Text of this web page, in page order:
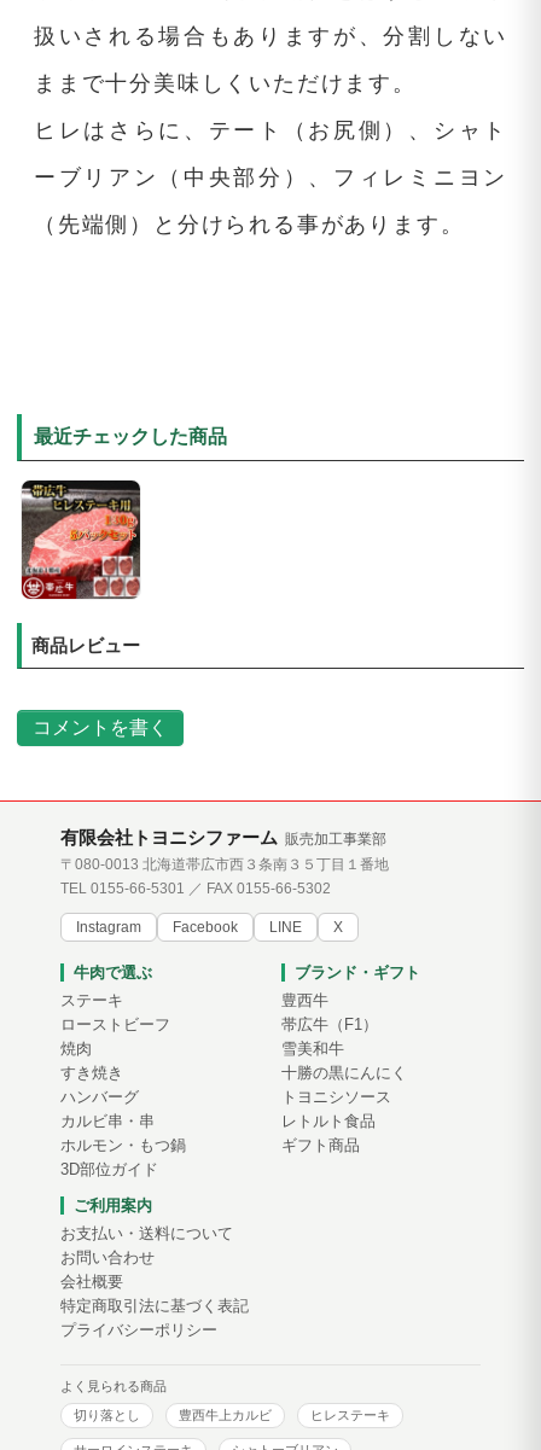
扱いされる場合もありますが、分割しない
ままで十分美味しくいただけます。
ヒレはさらに、テート（お尻側）、シャト
ーブリアン（中央部分）、フィレミニヨン
（先端側）と分けられる事があります。
最近チェックした商品
商品レビュー
コメントを書く
有限会社トヨニシファーム 販売加工事業部
〒080-0013 北海道帯広市西３条南３５丁目１番地
TEL 0155-66-5301 ／ FAX 0155-66-5302
Instagram Facebook LINE X
牛肉で選ぶ
ステーキ
ローストビーフ
焼肉
すき焼き
ハンバーグ
カルビ串・串
ホルモン・もつ鍋
3D部位ガイド
ブランド・ギフト
豊西牛
帯広牛（F1）
雪美和牛
十勝の黒にんにく
トヨニシソース
レトルト食品
ギフト商品
ご利用案内
お支払い・送料について
お問い合わせ
会社概要
特定商取引法に基づく表記
プライバシーポリシー
よく見られる商品
切り落とし
豊西牛上カルビ ヒレステーキ